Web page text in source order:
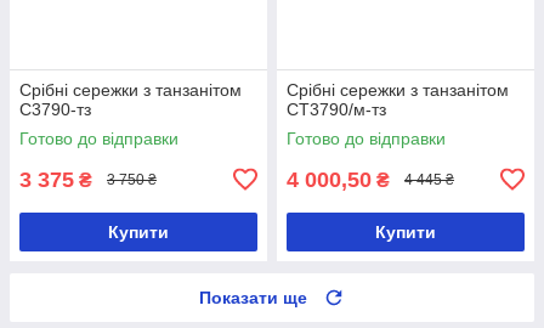
Срібні сережки з танзанітом
С3790-тз
Готово до відправки
3 375 ₴ 3 750 ₴
Купити
Срібні сережки з танзанітом
СТ3790/м-тз
Готово до відправки
4 000,50 ₴ 4 445 ₴
Купити
Показати ще